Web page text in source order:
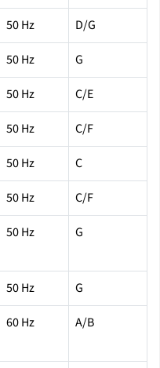
50 Hz
D/G
50 Hz
G
50 Hz
C/E
50 Hz
C/F
50 Hz
C
50 Hz
C/F
50 Hz G
50 Hz
G
60 Hz A/B